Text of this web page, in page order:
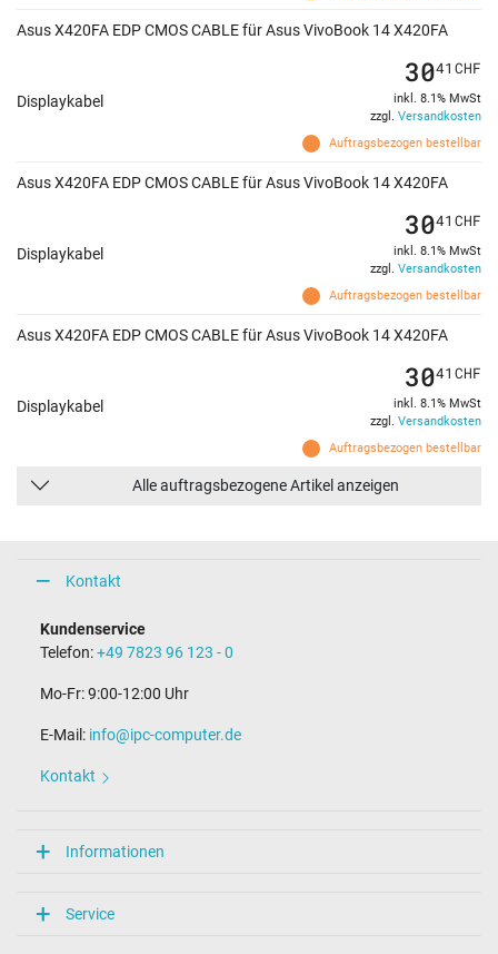
Asus X420FA EDP CMOS CABLE für Asus VivoBook 14 X420FA
Displaykabel
Auftragsbezogen bestellbar
3041 CHF
inkl. 8.1% MwSt
zzgl. Versandkosten
Asus X420FA EDP CMOS CABLE für Asus VivoBook 14 X420FA
Displaykabel
Auftragsbezogen bestellbar
3041 CHF
inkl. 8.1% MwSt
zzgl. Versandkosten
Asus X420FA EDP CMOS CABLE für Asus VivoBook 14 X420FA
Displaykabel
Auftragsbezogen bestellbar
3041 CHF
inkl. 8.1% MwSt
zzgl. Versandkosten
Alle auftragsbezogene Artikel anzeigen
Kontakt
Kundenservice
Telefon:+49 7823 96 123 - 0
Mo-Fr: 9:00-12:00 Uhr
E-Mail: info@ipc-computer.de
Kontakt
Informationen
Service